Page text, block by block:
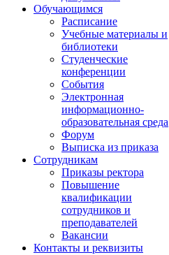
Обучающимся
Расписание
Учебные материалы и
библиотеки
Студенческие
конференции
События
Электронная
информационно-
образовательная среда
Форум
Выписка из приказа
Сотрудникам
Приказы ректора
Повышение
квалификации
сотрудников и
преподавателей
Вакансии
Контакты и реквизиты